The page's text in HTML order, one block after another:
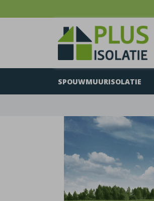
SPOUWMUURISOLATIE